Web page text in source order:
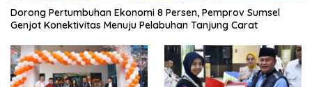
Dorong Pertumbuhan Ekonomi 8 Persen, Pemprov Sumsel
Genjot Konektivitas Menuju Pelabuhan Tanjung Carat